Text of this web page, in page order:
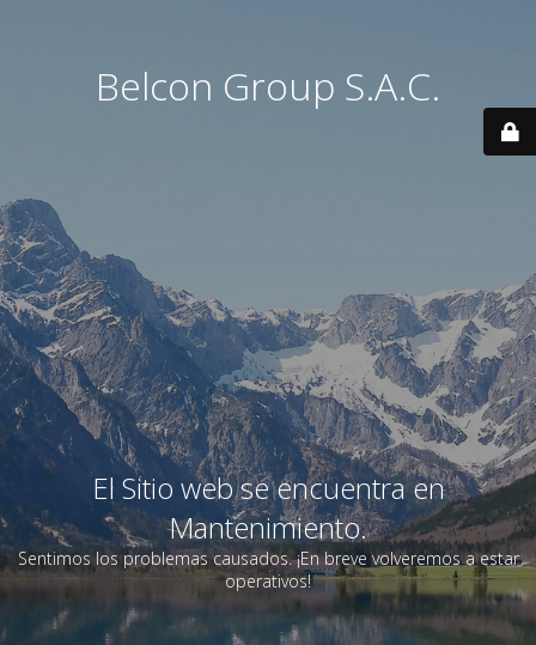
Belcon Group S.A.C.
El Sitio web se encuentra en
Mantenimiento.
Sentimos los problemas causados. ¡En breve volveremos a estar
operativos!